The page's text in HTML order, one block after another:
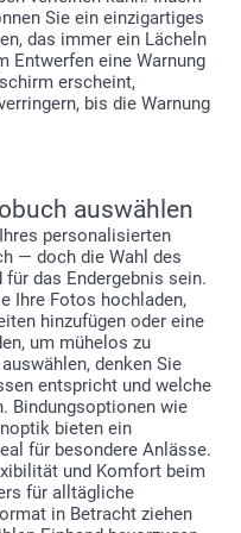
Sie ein einzigartiges
das immer ein Lächeln
Entwerfen eine Warnung
erscheint,
bis die Warnung
auswählen
personalisierten
— doch die Wahl des
das Endergebnis sein.
Ihre Fotos hochladen,
hinzufügen oder eine
um mühelos zu
denken Sie
entspricht und welche
Bindungsoptionen wie
bieten ein
für besondere Anlässe.
und Komfort beim
für alltägliche
in Betracht ziehen